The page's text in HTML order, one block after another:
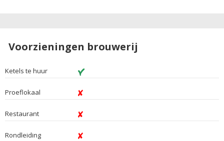
Voorzieningen brouwerij
Ketels te huur
Proeflokaal
Restaurant
Rondleiding